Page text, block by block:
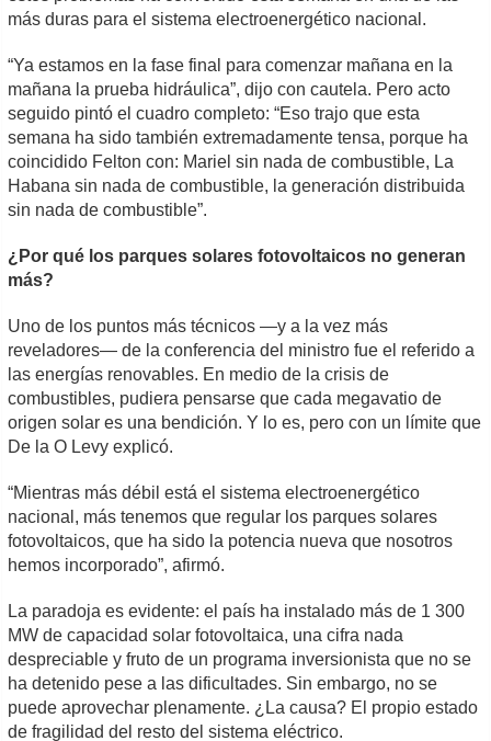
más duras para el sistema electroenergético nacional.
“Ya estamos en la fase final para comenzar mañana en la
mañana la prueba hidráulica”, dijo con cautela. Pero acto
seguido pintó el cuadro completo: “Eso trajo que esta
semana ha sido también extremadamente tensa, porque ha
coincidido Felton con: Mariel sin nada de combustible, La
Habana sin nada de combustible, la generación distribuida
sin nada de combustible”.
¿Por qué los parques solares fotovoltaicos no generan
más?
Uno de los puntos más técnicos —y a la vez más
reveladores— de la conferencia del ministro fue el referido a
las energías renovables. En medio de la crisis de
combustibles, pudiera pensarse que cada megavatio de
origen solar es una bendición. Y lo es, pero con un límite que
De la O Levy explicó.
“Mientras más débil está el sistema electroenergético
nacional, más tenemos que regular los parques solares
fotovoltaicos, que ha sido la potencia nueva que nosotros
hemos incorporado”, afirmó.
La paradoja es evidente: el país ha instalado más de 1 300
MW de capacidad solar fotovoltaica, una cifra nada
despreciable y fruto de un programa inversionista que no se
ha detenido pese a las dificultades. Sin embargo, no se
puede aprovechar plenamente. ¿La causa? El propio estado
de fragilidad del resto del sistema eléctrico.